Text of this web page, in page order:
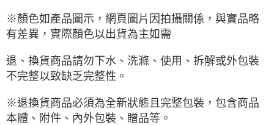
※顏色如產品圖示，網頁圖片因拍攝關係，與實品略
有差異，實際顏色以出貨為主如需
退、換貨商品請勿下水、洗滌、使用、拆解或外包裝
不完整以致缺乏完整性。
※退換貨商品必須為全新狀態且完整包裝，包含商品
本體、附件、內外包裝、贈品等。